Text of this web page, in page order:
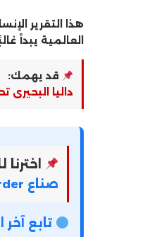
هذا التقرير
العالمية يبدأ
قد يهمك:
داليا
اخترنا
صناع The Order يحتفلون بالعرض الأول للفيلم في مهرجان فينسيا
تابع